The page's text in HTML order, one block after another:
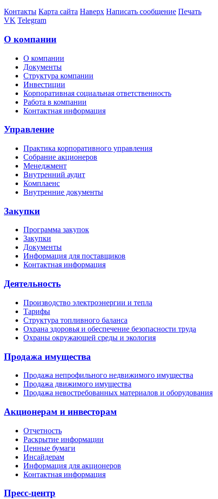
Контакты Карта сайта Наверх Написать сообщение Печать
VK Telegram
О компании
О компании
Документы
Структура компании
Инвестиции
Корпоративная социальная ответственность
Работа в компании
Контактная информация
Управление
Практика корпоративного управления
Собрание акционеров
Менеджмент
Внутренний аудит
Комплаенс
Внутренние документы
Закупки
Программа закупок
Закупки
Документы
Информация для поставщиков
Контактная информация
Деятельность
Производство электроэнергии и тепла
Тарифы
Структура топливного баланса
Охрана здоровья и обеспечение безопасности труда
Охраны окружающей среды и экология
Продажа имущества
Продажа непрофильного недвижимого имущества
Продажа движимого имущества
Продажа невостребованных материалов и оборудования
Акционерам и инвесторам
Отчетность
Раскрытие информации
Ценные бумаги
Инсайдерам
Информация для акционеров
Контактная информация
Пресс-центр